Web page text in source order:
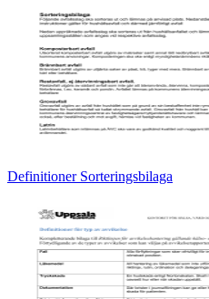
Definitioner Sorteringsbilaga